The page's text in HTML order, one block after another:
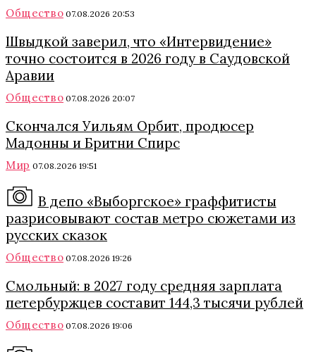
Общество 07.08.2026 20:53
Швыдкой заверил, что «Интервидение»
точно состоится в 2026 году в Саудовской
Аравии
Общество 07.08.2026 20:07
Скончался Уильям Орбит, продюсер
Мадонны и Бритни Спирс
Мир 07.08.2026 19:51
В депо «Выборгское» граффитисты
разрисовывают состав метро сюжетами из
русских сказок
Общество 07.08.2026 19:26
Смольный: в 2027 году средняя зарплата
петербуржцев составит 144,3 тысячи рублей
Общество 07.08.2026 19:06